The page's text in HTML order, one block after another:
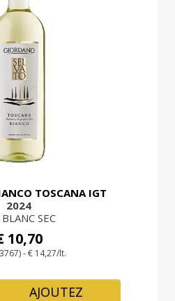
TOSCANA IGT
2024
SEC
10,70
- € 14,27/lt.
AJOUTEZ